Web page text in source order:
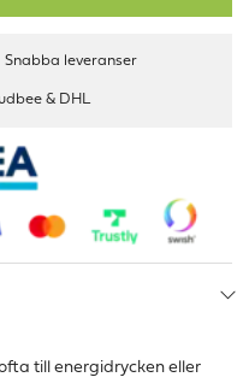
Snabba leveranser
& DHL
till energidrycken eller